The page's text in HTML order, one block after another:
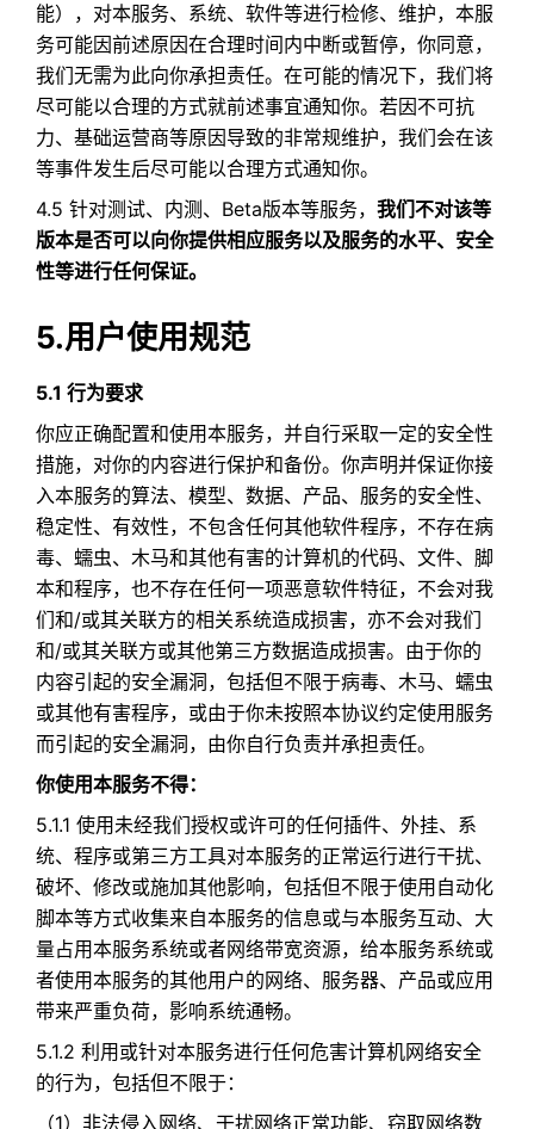
能），对本服务、系统、软件等进行检修、维护，本服
务可能因前述原因在合理时间内中断或暂停，你同意，
我们无需为此向你承担责任。在可能的情况下，我们将
尽可能以合理的方式就前述事宜通知你。若因不可抗
力、基础运营商等原因导致的非常规维护，我们会在该
等事件发生后尽可能以合理方式通知你。
4.5 针对测试、内测、Beta版本等服务， 我们不对该等
版本是否可以向你提供相应服务以及服务的水平、安全
性等进行任何保证。
5.用户使用规范
5.1 行为要求
你应正确配置和使用本服务，并自行采取一定的安全性
措施，对你的内容进行保护和备份。你声明并保证你接
入本服务的算法、模型、数据、产品、服务的安全性、
稳定性、有效性，不包含任何其他软件程序，不存在病
毒、蠕虫、木马和其他有害的计算机的代码、文件、脚
本和程序，也不存在任何一项恶意软件特征，不会对我
们和/或其关联方的相关系统造成损害，亦不会对我们
和/或其关联方或其他第三方数据造成损害。由于你的
内容引起的安全漏洞，包括但不限于病毒、木马、蠕虫
或其他有害程序，或由于你未按照本协议约定使用服务
而引起的安全漏洞，由你自行负责并承担责任。
你使用本服务不得：
5.1.1 使用未经我们授权或许可的任何插件、外挂、系
统、程序或第三方工具对本服务的正常运行进行干扰、
破坏、修改或施加其他影响，包括但不限于使用自动化
脚本等方式收集来自本服务的信息或与本服务互动、大
量占用本服务系统或者网络带宽资源，给本服务系统或
者使用本服务的其他用户的网络、服务器、产品或应用
带来严重负荷，影响系统通畅。
5.1.2 利用或针对本服务进行任何危害计算机网络安全
的行为，包括但不限于：​
（1）非法侵入网络、干扰网络正常功能、窃取网络数